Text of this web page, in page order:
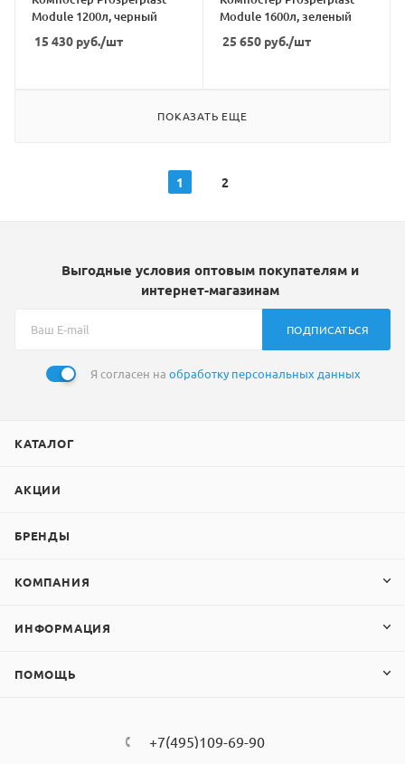
Module 1200л, черный
15 430 руб./шт
Module 1600л, зеленый
25 650руб./шт
ПОКАЗАТЬ ЕЩЕ
1 2
Выгодные условия оптовым покупателям и
интернет-магазинам
ПОДПИСАТЬСЯ
Я согласен на обработку персональных данных
КАТАЛОГ
АКЦИИ
БРЕНДЫ
КОМПАНИЯ
ИНФОРМАЦИЯ
ПОМОЩЬ
+7(495)109-69-90